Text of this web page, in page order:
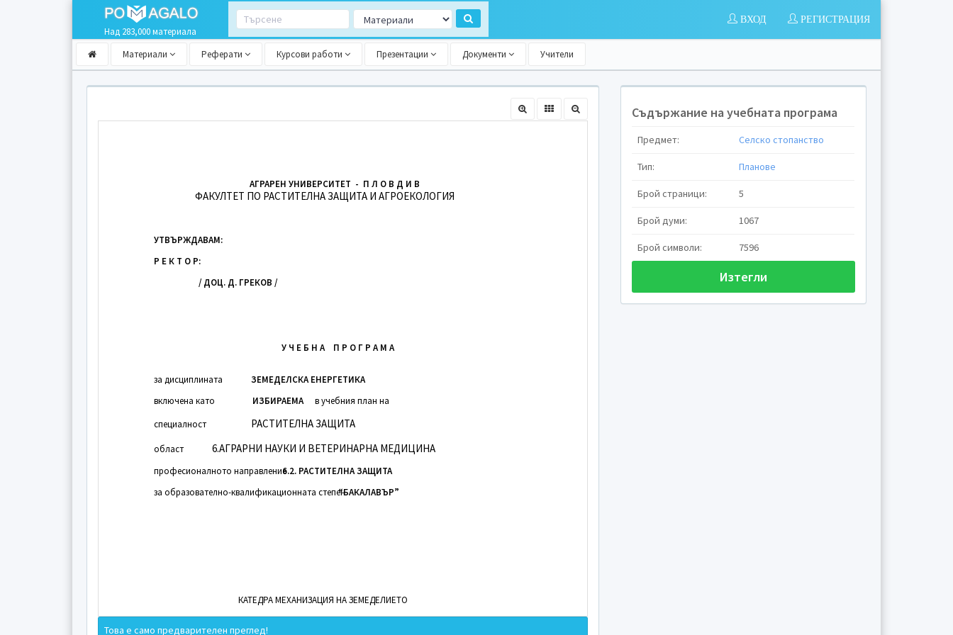
Над 283,000 материала
РЕГИСТРАЦИЯ
ВХОД
Материали Реферати Курсови работи Презентации Документи Учители
АГРАРЕН УНИВЕРСИТЕТ - П Л О В Д И В
ФАКУЛТЕТ ПО РАСТИТЕЛНА ЗАЩИТА И АГРОЕКОЛОГИЯ
УТВЪРЖДАВАМ:
Р Е К Т О Р:
/ ДОЦ. Д. ГРЕКОВ /
У Ч Е Б Н А П Р О Г Р А М А
за дисциплината ЗЕМЕДЕЛСКА ЕНЕРГЕТИКА
включена като
ИЗБИРАЕМА
в учебния план на
специалност
РАСТИТЕЛНА ЗАЩИТА
област 6.АГРАРНИ НАУКИ И ВЕТЕРИНАРНА МЕДИЦИНА
професионалното направление6.2. РАСТИТЕЛНА ЗАЩИТА
за образователно-квалификационната степен“БАКАЛАВЪР”
КАТЕДРА МЕХАНИЗАЦИЯ НА ЗЕМЕДЕЛИЕТО
Утвърдена на заседание на КС на катедра Протокол № 3 от 13.02.2008 г.
Това е само предварителен преглед!
Съдържание на учебната програма
Предмет: Селско стопанство
Тип: Планове
Брой страници: 5
Брой думи: 1067
Брой символи: 7596
Изтегли